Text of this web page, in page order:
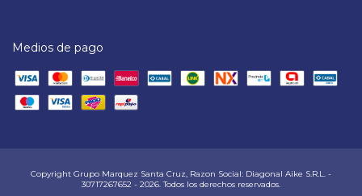
Medios de pago
Copyright Grupo Marquez Santa Cruz, Razon Social: Diagonal Aike S.R.L. -
30717267652 - 2026. Todos los derechos reservados.